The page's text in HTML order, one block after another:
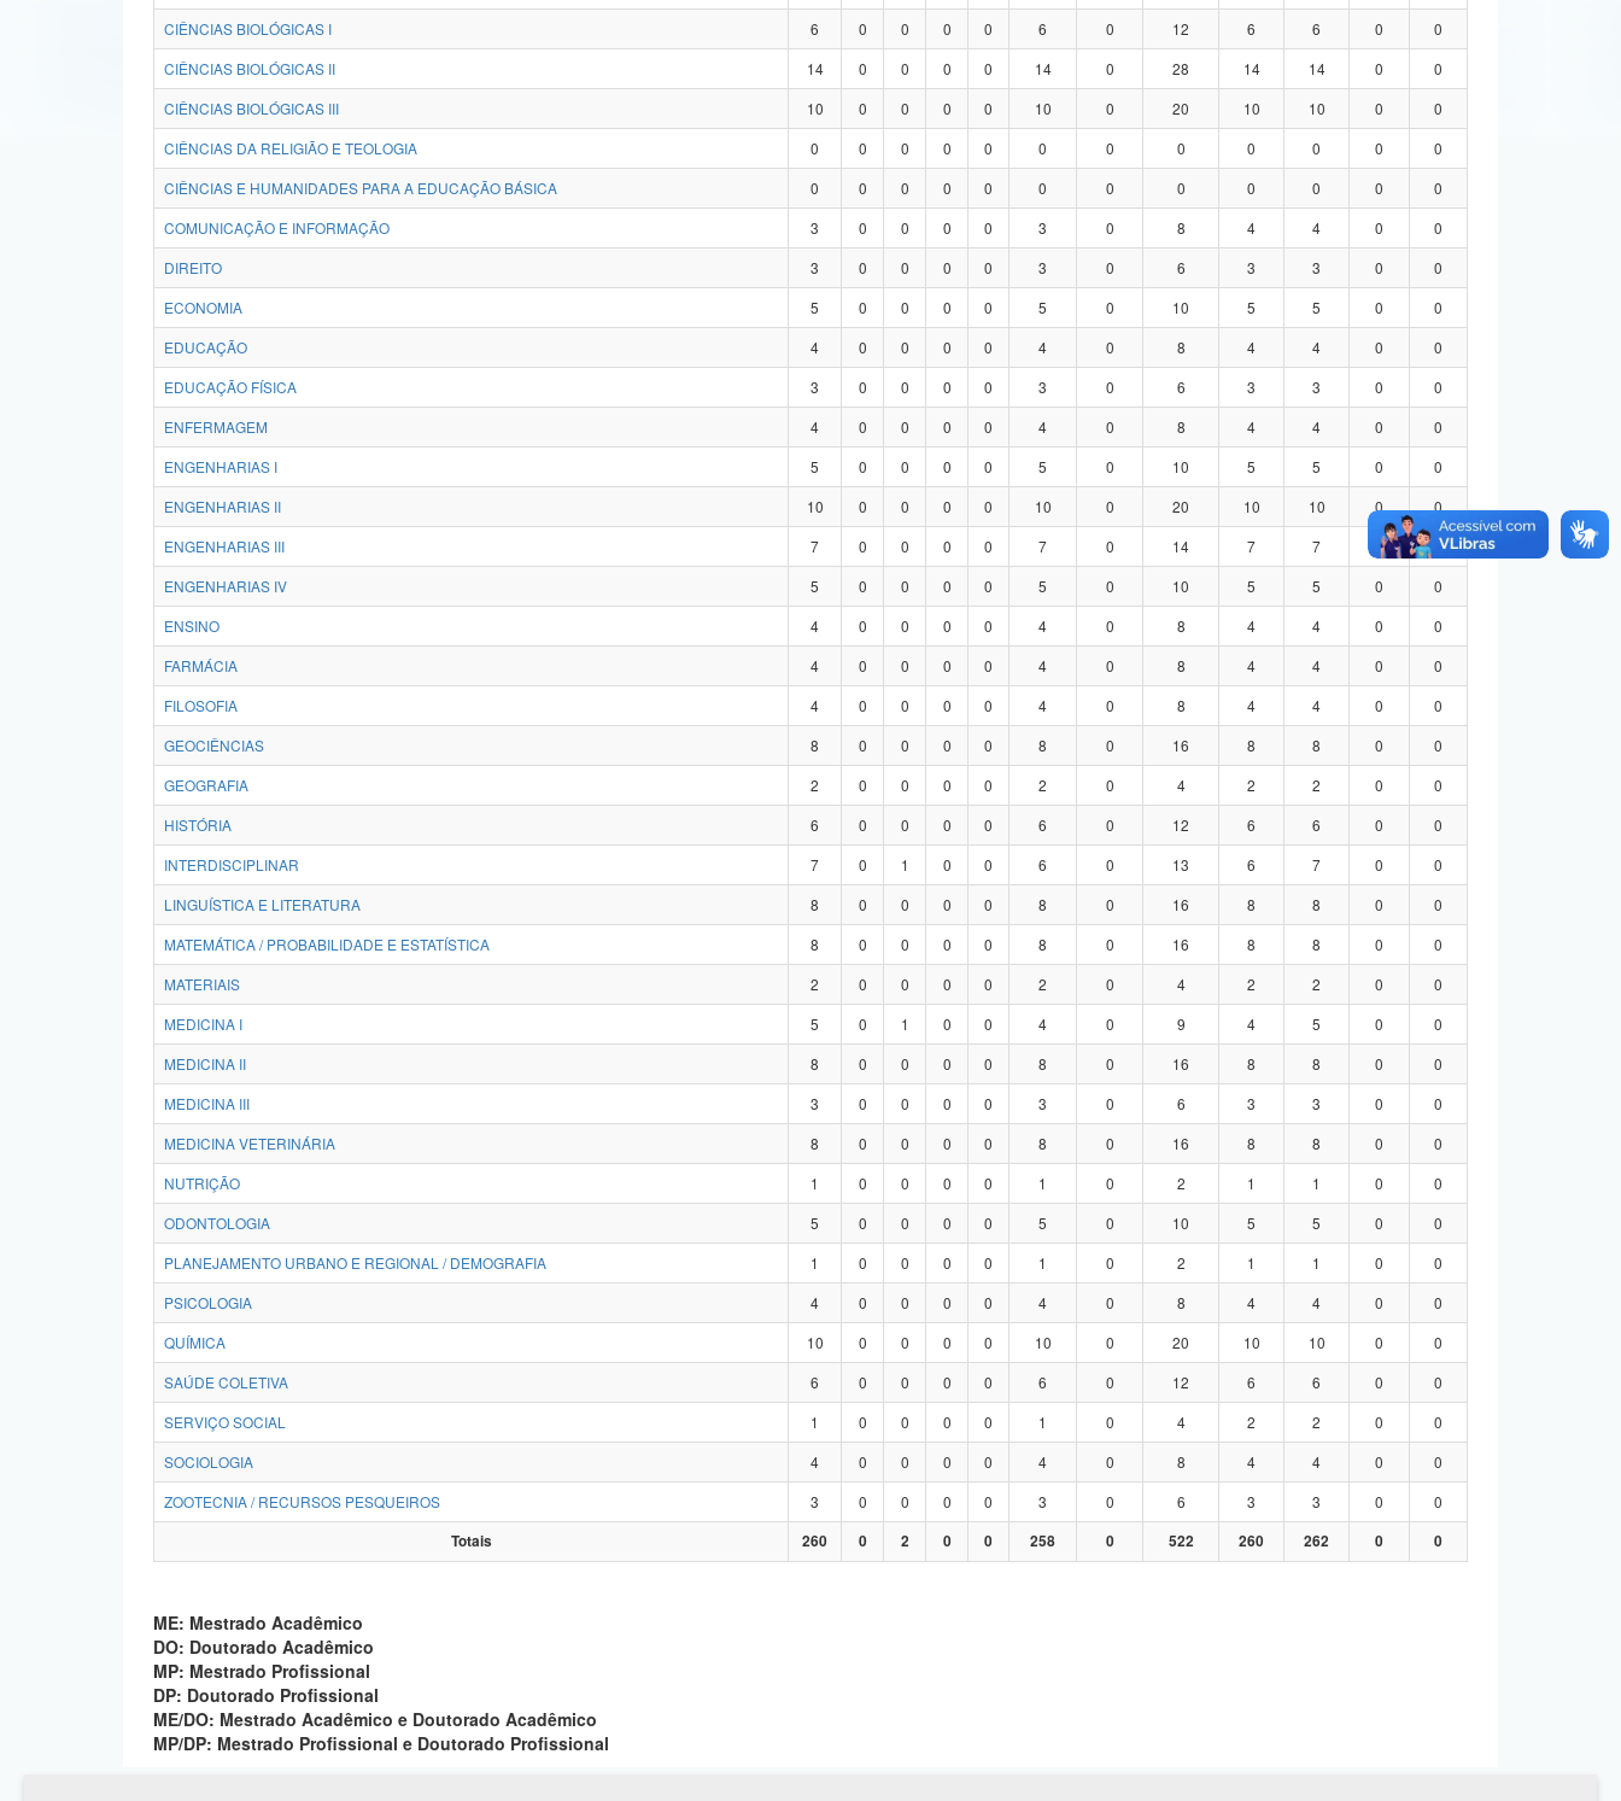
CIÊNCIAS BIOLÓGICAS I
6 0 0 0 0 6 0 12 6 6 0
0
CIÊNCIAS BIOLÓGICAS II
14 0 0 0 0 14 0 28 14 14 0
0
CIÊNCIAS BIOLÓGICAS III
10 0 0 0 0 10 0 20 10 10 0
0
CIÊNCIAS DA RELIGIÃO E TEOLOGIA
0 0 0 0 0 0 0 0 0 0 0
0
CIÊNCIAS E HUMANIDADES PARA A EDUCAÇÃO BÁSICA
0 0 0 0 0 0 0 0 0 0 0
0
COMUNICAÇÃO E INFORMAÇÃO
3 0 0 0 0 3 0 8 4 4 0
0
DIREITO
3 0 0 0 0 3 0 6 3 3 0
0
ECONOMIA
5 0 0 0 0 5 0 10 5 5 0
0
EDUCAÇÃO
4 0 0 0 0 4 0 8 4 4 0
0
EDUCAÇÃO FÍSICA
3 0 0 0 0 3 0 6 3 3 0
0
ENFERMAGEM
4 0 0 0 0 4 0 8 4 4 0
0
ENGENHARIAS I
5 0 0 0 0 5 0 10 5 5 0
0
ENGENHARIAS II
10 0 0 0 0 10 0 20 10 10 0
0
ENGENHARIAS III
7 0 0 0 0 7 0 14 7 7 0
0
ENGENHARIAS IV
5 0 0 0 0 5 0 10 5 5 0
0
ENSINO
4 0 0 0 0 4 0 8 4 4 0
0
FARMÁCIA
4 0 0 0 0 4 0 8 4 4 0
0
FILOSOFIA
4 0 0 0 0 4 0 8 4 4 0
0
GEOCIÊNCIAS
8 0 0 0 0 8 0 16 8 8 0
0
GEOGRAFIA
2 0 0 0 0 2 0 4 2 2 0
0
HISTÓRIA
6 0 0 0 0 6 0 12 6 6 0
0
INTERDISCIPLINAR
7 0 1 0 0 6 0 13 6 7 0
0
LINGUÍSTICA E LITERATURA
8 0 0 0 0 8 0 16 8 8 0
0
MATEMÁTICA / PROBABILIDADE E ESTATÍSTICA
8 0 0 0 0 8 0 16 8 8 0
0
MATERIAIS
2 0 0 0 0 2 0 4 2 2 0
0
MEDICINA I
5 0 1 0 0 4 0 9 4 5 0
0
MEDICINA II
8 0 0 0 0 8 0 16 8 8 0
0
MEDICINA III
3 0 0 0 0 3 0 6 3 3 0
0
MEDICINA VETERINÁRIA
8 0 0 0 0 8 0 16 8 8 0
0
NUTRIÇÃO
1 0 0 0 0 1 0 2 1 1 0
0
ODONTOLOGIA
5 0 0 0 0 5 0 10 5 5 0
0
PLANEJAMENTO URBANO E REGIONAL / DEMOGRAFIA
1 0 0 0 0 1 0 2 1 1 0
0
PSICOLOGIA
4 0 0 0 0 4 0 8 4 4 0
0
QUÍMICA
10 0 0 0 0 10 0 20 10 10 0
0
SAÚDE COLETIVA
6 0 0 0 0 6 0 12 6 6 0
0
SERVIÇO SOCIAL
1 0 0 0 0 1 0 4 2 2 0
0
SOCIOLOGIA
4 0 0 0 0 4 0 8 4 4 0
0
ZOOTECNIA / RECURSOS PESQUEIROS
3 0 0 0 0 3 0 6 3 3 0
0
Totais
260 0 2 0 0 258 0 522 260 262 0 0
ME: Mestrado Acadêmico
DO: Doutorado Acadêmico
MP: Mestrado Profissional
DP: Doutorado Profissional
ME/DO: Mestrado Acadêmico e Doutorado Acadêmico
MP/DP: Mestrado Profissional e Doutorado Profissional